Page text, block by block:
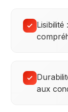
Lisibilité
aux